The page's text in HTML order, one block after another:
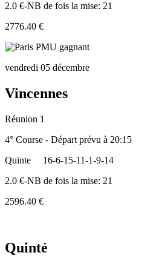
2.0 €-NB de fois la mise: 21
2776.40 €
vendredi 05 décembre
Vincennes
Réunion 1
4° Course - Départ prévu à 20:15
Quinte
16-6-15-11-1-9-14
2.0 €-NB de fois la mise: 21
2596.40 €
Quinté